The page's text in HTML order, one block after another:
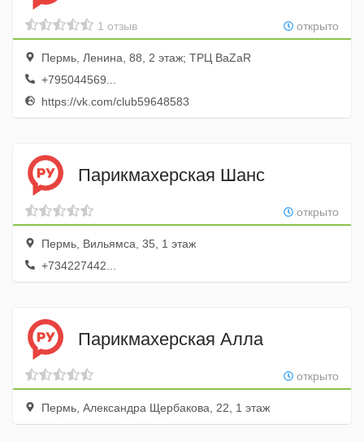
открыто
1 отзыв
Пермь, Ленина, 88, 2 этаж; ТРЦ BaZaR
+795044569...
https://vk.com/club59648583
Парикмахерская Шанс
открыто
Пермь, Вильямса, 35, 1 этаж
+734227442...
Парикмахерская Алла
открыто
Пермь, Александра Щербакова, 22, 1 этаж